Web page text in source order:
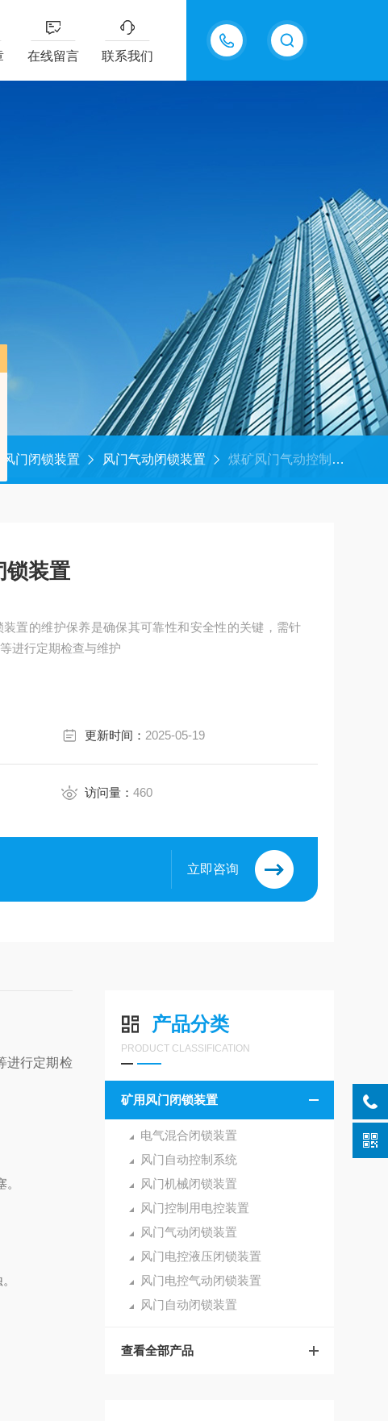
18605483306
在线留言 联系我们
风门闭锁装置 风门气动闭锁装置 煤矿风门气动控制闭锁装置
锁装置
置的维护保养是确保其可靠性和安全性的关键，需针
进行定期检查与维护
更新时间： 2025-05-19
访问量： 460
立即咨询
产品分类
PRODUCT CLASSIFICATION
矿用风门闭锁装置
电气混合闭锁装置
风门自动控制系统
风门机械闭锁装置
风门控制用电控装置
风门气动闭锁装置
风门电控液压闭锁装置
风门电控气动闭锁装置
风门自动闭锁装置
查看全部产品
进行定期检